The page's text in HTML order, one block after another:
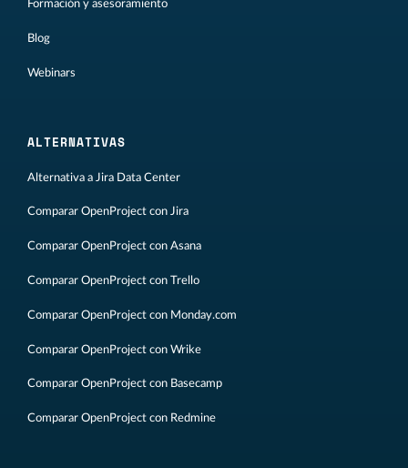
Formación y asesoramiento
Blog
Webinars
ALTERNATIVAS
Alternativa a Jira Data Center
Comparar OpenProject con Jira
Comparar OpenProject con Asana
Comparar OpenProject con Trello
Comparar OpenProject con Monday.com
Comparar OpenProject con Wrike
Comparar OpenProject con Basecamp
Comparar OpenProject con Redmine